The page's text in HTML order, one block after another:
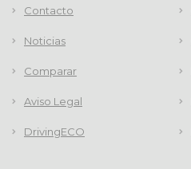
Contacto
Noticias
Comparar
Aviso Legal
DrivingECO